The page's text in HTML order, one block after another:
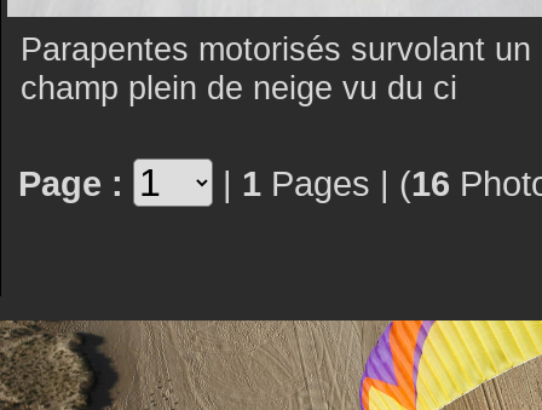
Parapentes motorisés survolant un
champ plein de neige vu du ci
Page : | 1 Pages | (16